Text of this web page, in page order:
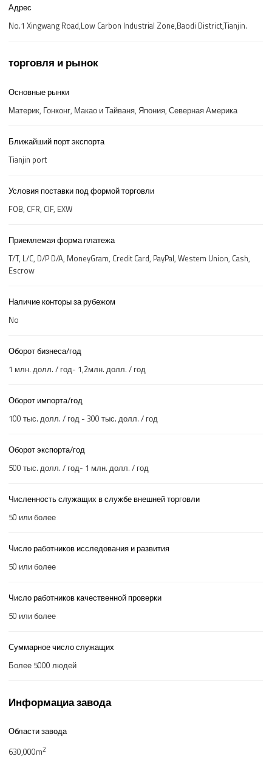
Адрес
No.1 Xingwang Road,Low Carbon Industrial Zone,Baodi District,Tianjin.
торговля и рынок
Основные рынки
Материк, Гонконг, Макао и Тайваня, Япония, Северная Америка
Ближайший порт экспорта
Tianjin port
Условия поставки под формой торговли
FOB, CFR, CIF, EXW
Приемлемая форма платежа
T/T, L/C, D/P D/A, MoneyGram, Credit Card, PayPal, Westem Union, Cash,
Escrow
Наличие конторы за рубежом
No
Оборот бизнеса/год
1 млн. долл. / год- 1,2млн. долл. / год
Оборот импорта/год
100 тыс. долл. / год - 300 тыс. долл. / год
Оборот экспорта/год
500 тыс. долл. / год- 1 млн. долл. / год
Численность служащих в службе внешней торговли
50 или более
Число работников исследования и развития
50 или более
Число работников качественной проверки
50 или более
Суммарное число служащих
Более 5000 людей
Информациа завода
Области завода
630,000m2